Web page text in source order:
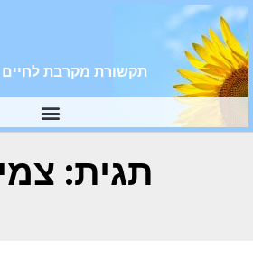
תקשורת מקרבת לחיים
תגית: